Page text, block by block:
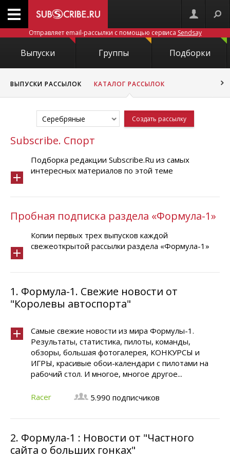
Отправляет email-рассылки с помощью сервиса Sendsay
Выпуски Группы Подборки
ВЫПУСКИ РАССЫЛОК КАТАЛОГ РАССЫЛОК
Серебряные Создать рассылку
Subscribe. Спорт
Подборка редакции Subscribe.Ru из самых
интересных материалов по этой теме
Пробная подписка раздела «Формула-1»
Копии первых трех выпусков каждой
свежеоткрытой рассылки раздела «Формула-1»
1. Формула-1. Свежие новости от
"Королевы автоспорта"
Самые свежие новости из мира Формулы-1.
Результаты, статистика, пилоты, команды,
обзоры, большая фотогалерея, КОНКУРСЫ и
ИГРЫ, красивые обои-календари с пилотами на
рабочий стол. И многое, многое другое...
Racer 5.990 подписчиков
2. Формула-1 : Новости от "Частного
сайта о больших гонках"